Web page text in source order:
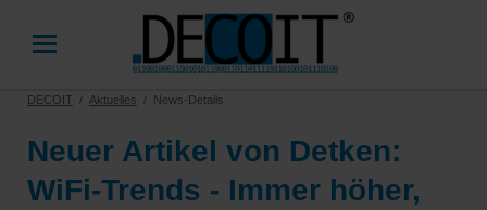
DECOIT Aktuelles News-Details
Neuer Artikel von Detken:
WiFi-Trends - Immer höher,